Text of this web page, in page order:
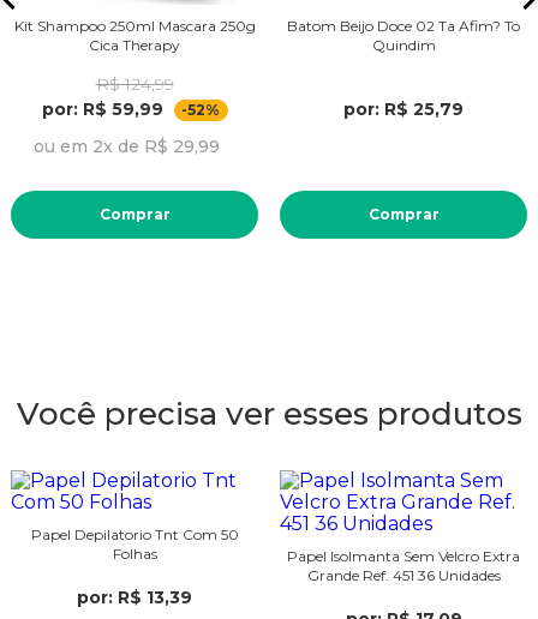
Kit Shampoo 250ml Mascara 250g
Cica Therapy
R$ 124,99
por: R$ 59,99
-52%
ou em 2x de R$ 29,99
Comprar
Batom Beijo Doce 02 Ta Afim? To
Quindim
por: R$ 25,79
Comprar
Você precisa ver esses produtos
Papel Depilatorio Tnt Com 50
Folhas
por: R$ 13,39
Papel Isolmanta Sem Velcro Extra
Grande Ref. 451 36 Unidades